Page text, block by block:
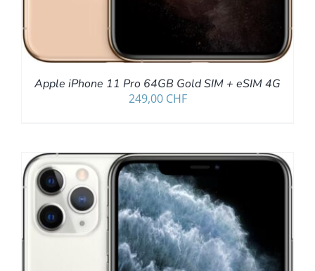
Apple iPhone 11 Pro 64GB Gold SIM + eSIM 4G
249,00 CHF